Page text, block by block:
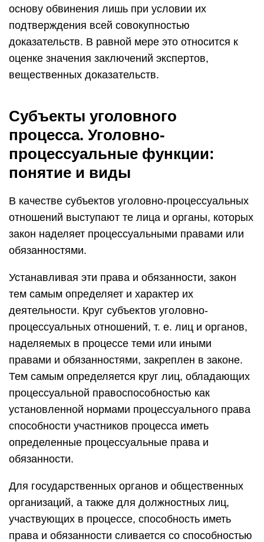
основу обвинения лишь при условии их
подтверждения всей совокупностью
доказательств. В равной мере это относится к
оценке значения заключений экспертов,
вещественных доказательств.
Субъекты уголовного
процесса. Уголовно-
процессуальные функции:
понятие и виды
В качестве субъектов уголовно-процессуальных
отношений выступают те лица и органы, которых
закон наделяет процессуальными правами или
обязанностями.
Устанавливая эти права и обязанности, закон
тем самым определяет и характер их
деятельности. Круг субъектов уголовно-
процессуальных отношений, т. е. лиц и органов,
наделяемых в процессе теми или иными
правами и обязанностями, закреплен в законе.
Тем самым определяется круг лиц, обладающих
процессуальной правоспособностью как
установленной нормами процессуального права
способности участников процесса иметь
определенные процессуальные права и
обязанности.
Для государственных органов и общественных
организаций, а также для должностных лиц,
участвующих в процессе, способность иметь
права и обязанности сливается со способностью